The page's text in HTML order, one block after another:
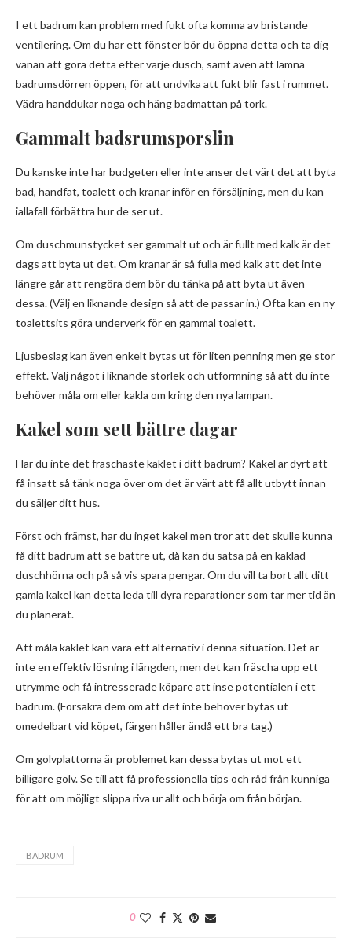
I ett badrum kan problem med fukt ofta komma av bristande
ventilering. Om du har ett fönster bör du öppna detta och ta dig
vanan att göra detta efter varje dusch, samt även att lämna
badrumsdörren öppen, för att undvika att fukt blir fast i rummet.
Vädra handdukar noga och häng badmattan på tork.
Gammalt badsrumsporslin
Du kanske inte har budgeten eller inte anser det värt det att byta
bad, handfat, toalett och kranar inför en försäljning, men du kan
iallafall förbättra hur de ser ut.
Om duschmunstycket ser gammalt ut och är fullt med kalk är det
dags att byta ut det. Om kranar är så fulla med kalk att det inte
längre går att rengöra dem bör du tänka på att byta ut även
dessa. (Välj en liknande design så att de passar in.) Ofta kan en ny
toalettsits göra underverk för en gammal toalett.
Ljusbeslag kan även enkelt bytas ut för liten penning men ge stor
effekt. Välj något i liknande storlek och utformning så att du inte
behöver måla om eller kakla om kring den nya lampan.
Kakel som sett bättre dagar
Har du inte det fräschaste kaklet i ditt badrum? Kakel är dyrt att
få insatt så tänk noga över om det är värt att få allt utbytt innan
du säljer ditt hus.
Först och främst, har du inget kakel men tror att det skulle kunna
få ditt badrum att se bättre ut, då kan du satsa på en kaklad
duschhörna och på så vis spara pengar. Om du vill ta bort allt ditt
gamla kakel kan detta leda till dyra reparationer som tar mer tid än
du planerat.
Att måla kaklet kan vara ett alternativ i denna situation. Det är
inte en effektiv lösning i längden, men det kan fräscha upp ett
utrymme och få intresserade köpare att inse potentialen i ett
badrum. (Försäkra dem om att det inte behöver bytas ut
omedelbart vid köpet, färgen håller ändå ett bra tag.)
Om golvplattorna är problemet kan dessa bytas ut mot ett
billigare golv. Se till att få professionella tips och råd från kunniga
för att om möjligt slippa riva ur allt och börja om från början.
BADRUM
0